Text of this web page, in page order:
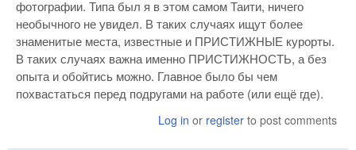
фотографии. Типа был я в этом самом Таити, ничего
необычного не увидел. В таких случаях ищут более
знаменитые места, известные и ПРИСТИЖНЫЕ курорты.
В таких случаях важна именно ПРИСТИЖНОСТЬ, а без
опыта и обойтись можно. Главное было бы чем
похвастаться перед подругами на работе (или ещё где).
Log in or register to post comments